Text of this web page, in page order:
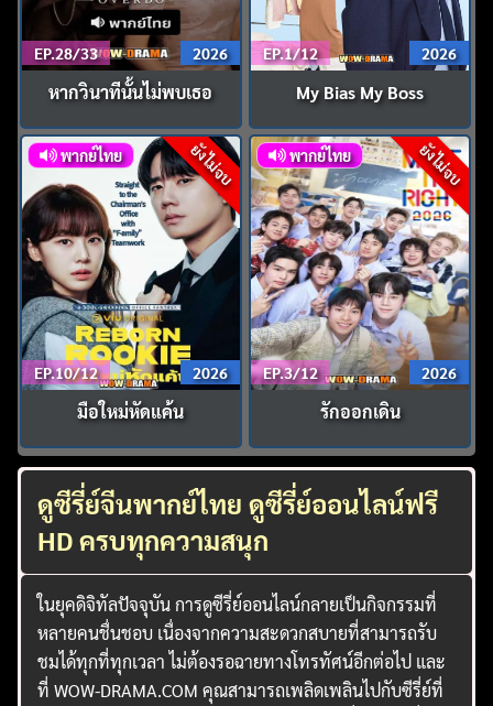
EP.28/33 2026
หากวินาทีนั้นไม่พบเธอ
EP.1/12 2026
My Bias My Boss
ยังไม่จบ
พากย์ไทย
EP.10/12 2026
มือใหม่หัดแค้น
ยังไม่จบ
พากย์ไทย
EP.3/12 2026
รักออกเดิน
ดูซีรี่ย์จีนพากย์ไทย ดูซีรี่ย์ออนไลน์ฟรี
HD ครบทุกความสนุก
ในยุคดิจิทัลปัจจุบัน การดูซีรี่ย์ออนไลน์กลายเป็นกิจกรรมที่
หลายคนชื่นชอบ เนื่องจากความสะดวกสบายที่สามารถรับ
ชมได้ทุกที่ทุกเวลา ไม่ต้องรอฉายทางโทรทัศน์อีกต่อไป และ
ที่ WOW-DRAMA.COM คุณสามารถเพลิดเพลินไปกับซีรี่ย์ที่